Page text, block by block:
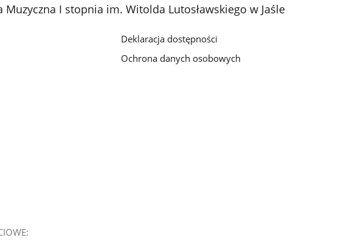
galerii.
galerii.
galerii.
Muzyczna I stopnia im. Witolda Lutosławskiego w Jaśle
Deklaracja dostępności
Ochrona danych osobowych